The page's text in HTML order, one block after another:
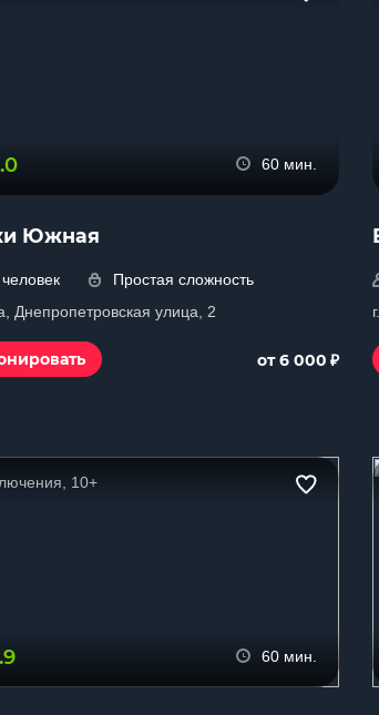
60 мин.
Южная
Простая сложность
Днепропетровская улица, 2
от 6 000 ₽
10+
60 мин.